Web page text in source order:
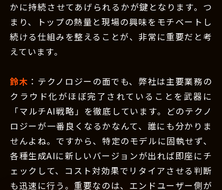
かに持続させてあげられるかが鍵となります。つ
まり、トップの熱量と現場の興味をモチベートし
続ける仕組みを整えることが、非常に重要だと考
えています。
鈴木 ：テクノロジーの面でも、弊社は主要業務の
クラウド化がほぼ完了されていることを武器に
「マルチAI戦略」を徹底しています。どのテクノ
ロジーが一番良くなるかなんて、誰にも分かりま
せんよね。ですから、特定のモデルに固執せず、
各種生成AIに新しいバージョンが出れば即座にチ
ェックして、コスト対効果でリタイアさせる判断
も迅速に行う。重要なのは、エンドユーザー側が